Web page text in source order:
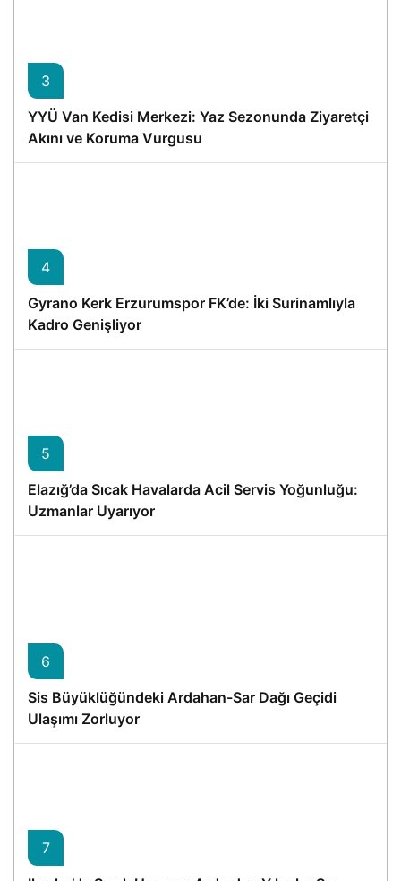
3
YYÜ Van Kedisi Merkezi: Yaz Sezonunda Ziyaretçi
Akını ve Koruma Vurgusu
4
Gyrano Kerk Erzurumspor FK’de: İki Surinamlıyla
Kadro Genişliyor
5
Elazığ’da Sıcak Havalarda Acil Servis Yoğunluğu:
Uzmanlar Uyarıyor
6
Sis Büyüklüğündeki Ardahan-Sar Dağı Geçidi
Ulaşımı Zorluyor
7